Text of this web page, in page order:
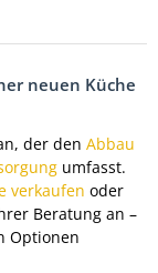
neuen Küche
der den Abbau
umfasst.
verkaufen oder
Beratung an –
Optionen